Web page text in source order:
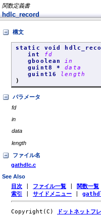
関数定義書
hdlc_record
構文
static void
int fd
gbooleanin
guint8 *data
guint16
length
)
パラメータ
fd
in
data
length
ファイル名
gathdlc.c
See Also
目次 ファイル一覧 関数一覧
索引
サイドメニュー
Copyright(C) ドットネットフ